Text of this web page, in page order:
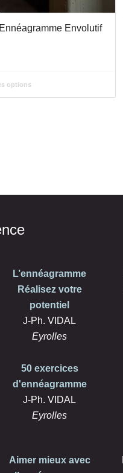
Envolutif
options
L’ennéagramme
Réalisez votre
potentiel
J-Ph. VIDAL
Eyrolles
50 exercices
d'ennéagramme
J-Ph. VIDAL
Eyrolles
Aimer mieux avec